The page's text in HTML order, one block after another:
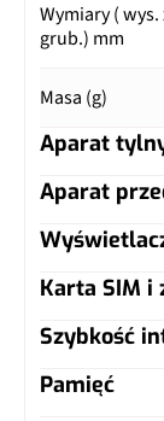
Wymiary ( wys.
grub.) mm
Masa (g)
Aparat
Główny aparat
Autofocus
Matryca
Aparat
Główny aparat
Autofocus
Typ ekranu
Karta SIM i
Typ karty SIM
Szybkość
LTE
Pamięć